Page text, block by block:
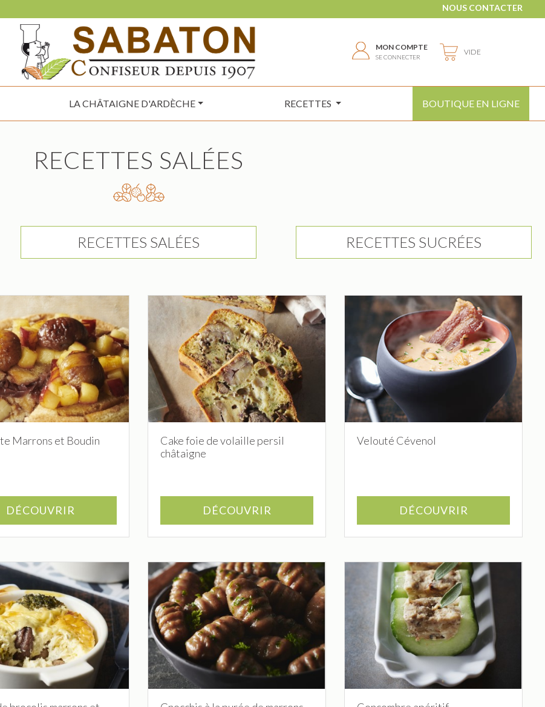
NOUS CONTACTER
MON COMPTE
SE CONNECTER
VIDE
LA CHÂTAIGNE D'ARDÈCHE RECETTES BOUTIQUE EN LIGNE
RECETTES SALÉES
RECETTES SALÉES RECETTES SUCRÉES
Marrons et Boudin
DÉCOUVRIR
Cake foie de volaille persil
châtaigne
DÉCOUVRIR
Velouté Cévenol
DÉCOUVRIR